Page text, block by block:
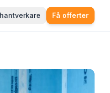
Få offerter